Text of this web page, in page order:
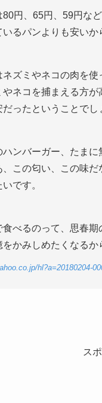
円、65円、59円な
るパンよりも安いか
ネズミやネコの肉を
ネコを捕まえる方
ったということでし
ハンバーガー、た
、この匂い、この味
です。
べるのって、思春
かみしめたくなるか
hl?a=20180204-
ス